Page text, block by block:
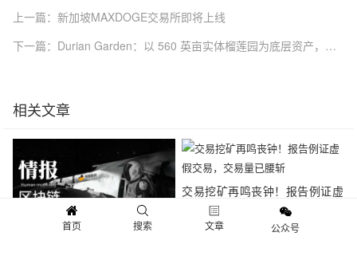
上一篇：新加坡MAXDOGE交易所即将上线
下一篇：Durian Garden：以 560 英亩实体榴莲园为底层资产，重新定义全球 RWA 的价值锚定
相关文章
交易挖矿再鸣丧钟！报告例证虚
假交易，交易量已腰斩
首页 搜索 文章 公众号